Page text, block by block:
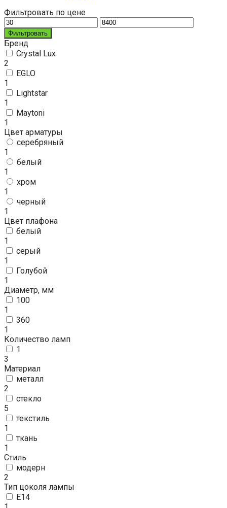
Фильтровать по цене
Фильтровать
Бренд
Crystal Lux
2
EGLO
1
Lightstar
1
Maytoni
1
Цвет арматуры
серебряный
1
белый
1
хром
1
черный
1
Цвет плафона
белый
1
серый
1
Голубой
1
Диаметр, мм
100
1
360
1
Количество ламп
1
3
Материал
металл
2
стекло
5
текстиль
1
ткань
1
Стиль
модерн
2
Тип цоколя лампы
E14